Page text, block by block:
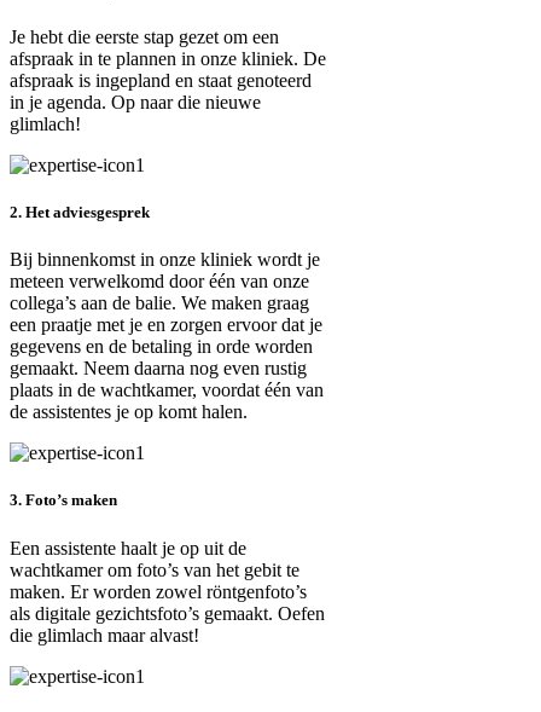
Je hebt die eerste stap gezet om een
afspraak in te plannen in onze kliniek. De
afspraak is ingepland en staat genoteerd
in je agenda. Op naar die nieuwe
glimlach!
2. Het adviesgesprek
Bij binnenkomst in onze kliniek wordt je
meteen verwelkomd door één van onze
collega’s aan de balie. We maken graag
een praatje met je en zorgen ervoor dat je
gegevens en de betaling in orde worden
gemaakt. Neem daarna nog even rustig
plaats in de wachtkamer, voordat één van
de assistentes je op komt halen.
3. Foto’s maken
Een assistente haalt je op uit de
wachtkamer om foto’s van het gebit te
maken. Er worden zowel röntgenfoto’s
als digitale gezichtsfoto’s gemaakt. Oefen
die glimlach maar alvast!